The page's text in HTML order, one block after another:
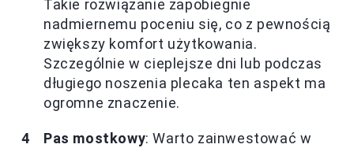
Takie rozwiązanie zapobiegnie
nadmiernemu poceniu się, co z pewnością
zwiększy komfort użytkowania.
Szczególnie w cieplejsze dni lub podczas
długiego noszenia plecaka ten aspekt ma
ogromne znaczenie.
Pas mostkowy: Warto zainwestować w